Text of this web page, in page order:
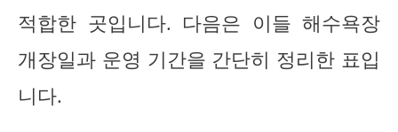
적합한 곳입니다. 다음은 이들 해수욕장
개장일과 운영 기간을 간단히 정리한 표입
니다.